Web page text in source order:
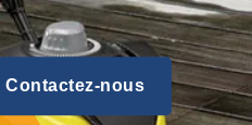
Contactez-nous